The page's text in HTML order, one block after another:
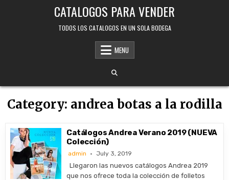
CATALOGOS PARA VENDER
TODOS LOS CATALOGOS EN UN SOLA BODEGA
MENU
Category: andrea botas a la rodilla
Catálogos Andrea Verano 2019 (NUEVA
Colección)
admin July 3, 2019
Llegaron las nuevos catálogos Andrea 2019
que nos ofrece toda la colección de folletos